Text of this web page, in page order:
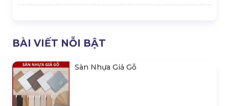
BÀI VIẾT NỖI BẬT
Sàn Nhựa Giả Gỗ